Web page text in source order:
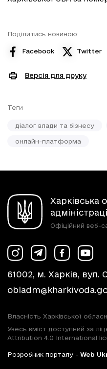
Поділитись новиною:
Facebook Twitter
Версія для друку
Теги
діалог влади та бізнесу
онлайн-платформа
Харківська
Офіційний веб-
61002, м. Харків, вул.
Власність Харківської
Увесь вміст доступний за
Attribution 4.0 International
Розробник порталу - Web